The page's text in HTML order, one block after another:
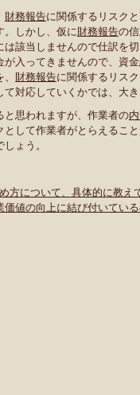
財務報告に関係するリスク
。しかし、仮に財務報告の
該当しませんので仕訳を切
入ってきませんので、資
財務報告に関係するリス
対応していくかでは、大
と思われますが、作業者の
して作業者がとらえるこ
ょう。
方について、具体的に教え
価値の向上に結び付いてい